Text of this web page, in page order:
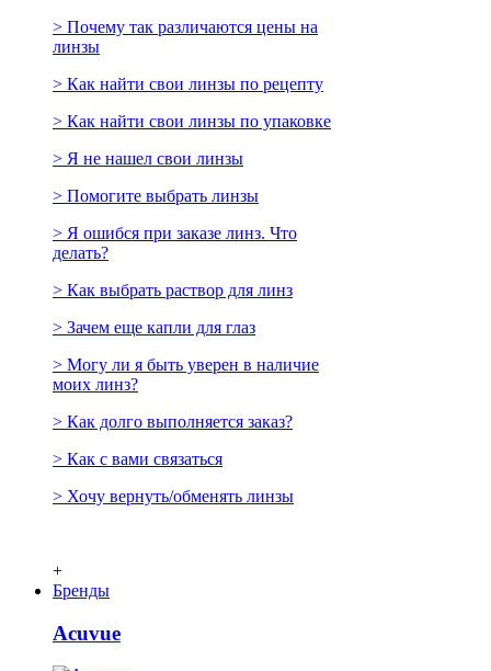
> Почему так различаются цены на
линзы
> Как найти свои линзы по рецепту
> Как найти свои линзы по упаковке
> Я не нашел свои линзы
> Помогите выбрать линзы
> Я ошибся при заказе линз. Что
делать?
> Как выбрать раствор для линз
> Зачем еще капли для глаз
> Могу ли я быть уверен в наличие
моих линз?
> Как долго выполняется заказ?
> Как с вами связаться
> Хочу вернуть/обменять линзы
+
Бренды
Acuvue